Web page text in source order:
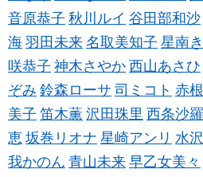
音原恭子 秋川ルイ 谷田部和沙
海 羽田未来 名取美知子 星南
咲恭子 神木さやか 西山あさひ
ぞみ 鈴森ローサ 司ミコト 赤
美子 笛木薫 沢田珠里 西条沙羅
恵 坂巻リオナ 星崎アンリ 水
我かのん 青山未来 早乙女美々